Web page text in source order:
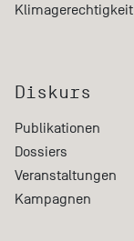
Klimagerechtigkeit
Diskurs
Publikationen
Dossiers
Veranstaltungen
Kampagnen